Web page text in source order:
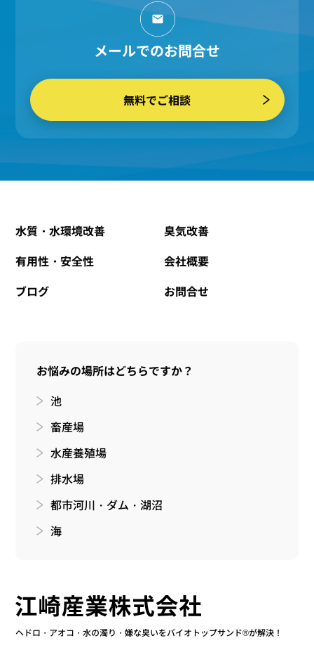
メールでのお問合せ
無料でご相談
水質・水環境改善
臭気改善
有用性・安全性
会社概要
ブログ
お問合せ
お悩みの場所はどちらですか？
池
畜産場
水産養殖場
排水場
都市河川・ダム・湖沼
海
ヘドロ・アオコ・水の濁り・嫌な臭いをバイオトップサンド®が解決！